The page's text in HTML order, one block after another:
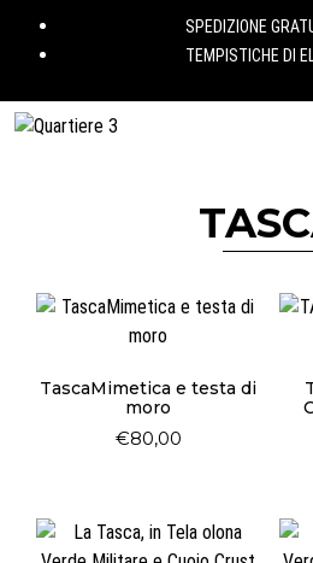
SPEDIZIONE
TEMPISTICHE DI
TascaMimetica e testa di
moro
€80,00